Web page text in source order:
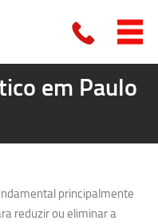
em Paulo
principalmente
reduzir ou eliminar a